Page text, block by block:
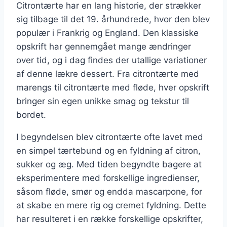
Citrontærte har en lang historie, der strækker
sig tilbage til det 19. århundrede, hvor den blev
populær i Frankrig og England. Den klassiske
opskrift har gennemgået mange ændringer
over tid, og i dag findes der utallige variationer
af denne lækre dessert. Fra citrontærte med
marengs til citrontærte med fløde, hver opskrift
bringer sin egen unikke smag og tekstur til
bordet.
I begyndelsen blev citrontærte ofte lavet med
en simpel tærtebund og en fyldning af citron,
sukker og æg. Med tiden begyndte bagere at
eksperimentere med forskellige ingredienser,
såsom fløde, smør og endda mascarpone, for
at skabe en mere rig og cremet fyldning. Dette
har resulteret i en række forskellige opskrifter,